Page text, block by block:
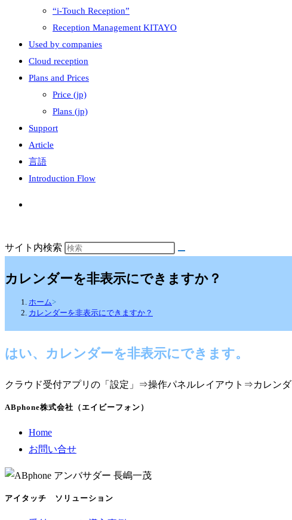
“i-Touch Reception”
Reception Management KITAYO
Used by companies
Cloud reception
Plans and Prices
Price (jp)
Plans (jp)
Support
Article
言語
Introduction Flow
サイト内検索
カレンダーを非表示にできますか？
ホーム>
カレンダーを非表示にできますか？
はい、カレンダーを非表示にできます。
クラウド受付アプリの「設定」⇒操作パネルレイアウト⇒カレン
ABphone株式会社（エイビーフォン）
Home
お問い合せ
アイタッチ ソリューション